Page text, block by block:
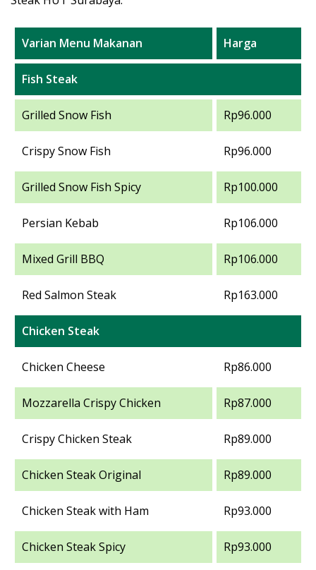
Varian Menu Makanan Harga
Fish Steak
Grilled Snow Fish Rp96.000
Crispy Snow Fish Rp96.000
Grilled Snow Fish Spicy Rp100.000
Persian Kebab Rp106.000
Mixed Grill BBQ Rp106.000
Red Salmon Steak Rp163.000
Chicken Steak
Chicken Cheese Rp86.000
Mozzarella Crispy Chicken Rp87.000
Crispy Chicken Steak Rp89.000
Chicken Steak Original Rp89.000
Chicken Steak with Ham Rp93.000
Chicken Steak Spicy Rp93.000